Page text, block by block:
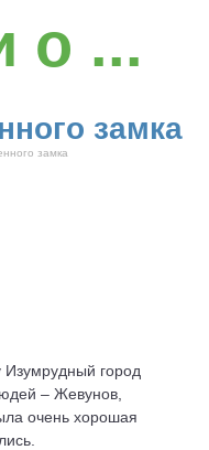
о ...
замка
замка
город
– Жевунов,
очень хорошая